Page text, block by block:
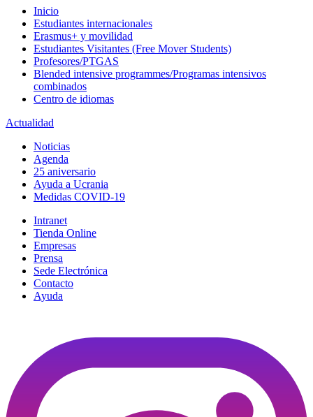
Inicio
Estudiantes internacionales
Erasmus+ y movilidad
Estudiantes Visitantes (Free Mover Students)
Profesores/PTGAS
Blended intensive programmes/Programas intensivos
combinados
Centro de idiomas
Actualidad
Noticias
Agenda
25 aniversario
Ayuda a Ucrania
Medidas COVID-19
Intranet
Tienda Online
Empresas
Prensa
Sede Electrónica
Contacto
Ayuda